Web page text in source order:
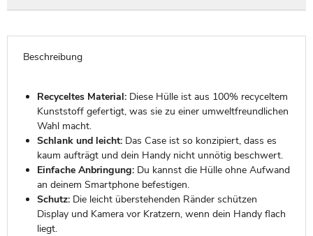
Beschreibung
Recyceltes Material:Diese Hülle ist aus 100% recyceltem
Kunststoff gefertigt, was sie zu einer umweltfreundlichen
Wahl macht.
Schlank und leicht:Das Case ist so konzipiert, dass es
kaum aufträgt und dein Handy nicht unnötig beschwert.
Einfache Anbringung:Du kannst die Hülle ohne Aufwand
an deinem Smartphone befestigen.
Schutz:Die leicht überstehenden Ränder schützen
Display und Kamera vor Kratzern, wenn dein Handy flach
liegt.